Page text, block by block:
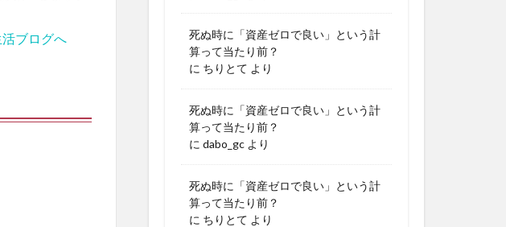
死ぬ時に「資産ゼロで良い」という計
算って当たり前？
に ちりとて より
死ぬ時に「資産ゼロで良い」という計
算って当たり前？
に dabo_gc より
死ぬ時に「資産ゼロで良い」という計
算って当たり前？
に ちりとて より